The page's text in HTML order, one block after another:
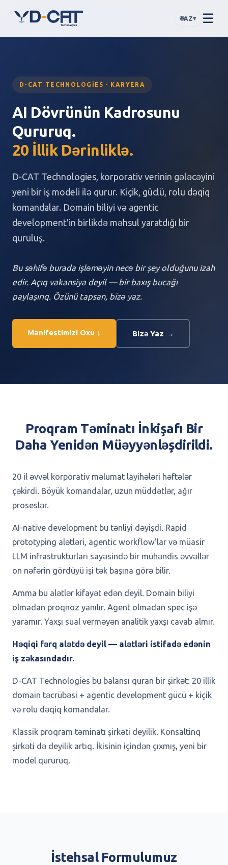
🌐AZ▾ ☰
D-CAT TECHNOLOGIES · KARYERA
AI Dövrünün Kadrosunu
Qururuq.
20 İllik Dərinliklə.
D-CAT Technologies, korporativ verinin gələcəyini
yeni bir iş modeli ilə qurur. Kiçik, güclü, rolu dəqiq
komandalar. Domain biliyi və agentic
development'in birlikdə məhsul yaratdığı bir
quruluş.
Bu səhifə burada işləməyin necə bir şey olduğunu izah
edir. Açıq vakansiya deyil — bir baxış bucağı
paylaşırıq. Özünü tapsan, bizə yaz.
Manifestimizi Oxu ↓ Bizə Yaz →
Proqram Təminatı İnkişafı Bir
Daha Yenidən Müəyyənləşdirildi.
20 il əvvəl korporativ məlumat layihələri həftələr
çəkirdi. Böyük komandalar, uzun müddətlər, ağır
proseslər.
AI-native development bu tənliyi dəyişdi. Rapid
prototyping alətləri, agentic workflow'lar və müasir
LLM infrastrukturları sayəsində bir mühəndis əvvəllər
on nəfərin gördüyü işi tək başına görə bilir.
Amma bu alətlər kifayət edən deyil. Domain biliyi
olmadan proqnoz yanılır. Agent olmadan spec işə
yaramır. Yaxşı sual verməyən analitik yaxşı cavab almır.
Həqiqi fərq alətdə deyil — alətləri istifadə edənin
iş zəkasındadır.
D-CAT Technologies bu balansı quran bir şirkət: 20 illik
domain təcrübəsi + agentic development gücü + kiçik
və rolu dəqiq komandalar.
Klassik proqram təminatı şirkəti deyilik. Konsaltinq
şirkəti də deyilik artıq. İkisinin içindən çıxmış, yeni bir
model qururuq.
İstehsal Formulumuz